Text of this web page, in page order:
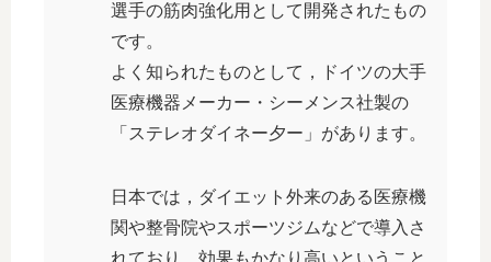
選手の筋肉強化用として開発されたもの
です。
よく知られたものとして，ドイツの大手
医療機器メーカー・シーメンス社製の
「ステレオダイネー夕ー」があります。
日本では，ダイエット外来のある医療機
関や整骨院やスポーツジムなどで導入さ